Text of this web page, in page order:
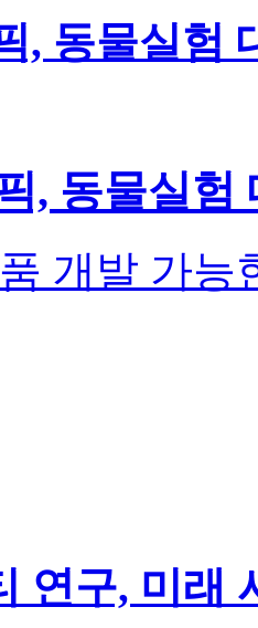
, 동물실험
, 동물실험
개발 가능
연구, 미래